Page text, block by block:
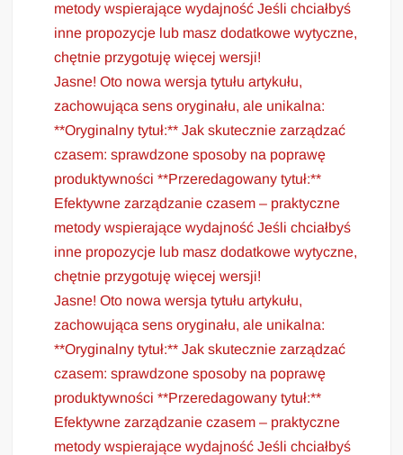
metody wspierające wydajność Jeśli chciałbyś
inne propozycje lub masz dodatkowe wytyczne,
chętnie przygotuję więcej wersji!
Jasne! Oto nowa wersja tytułu artykułu,
zachowująca sens oryginału, ale unikalna:
**Oryginalny tytuł:** Jak skutecznie zarządzać
czasem: sprawdzone sposoby na poprawę
produktywności **Przeredagowany tytuł:**
Efektywne zarządzanie czasem – praktyczne
metody wspierające wydajność Jeśli chciałbyś
inne propozycje lub masz dodatkowe wytyczne,
chętnie przygotuję więcej wersji!
Jasne! Oto nowa wersja tytułu artykułu,
zachowująca sens oryginału, ale unikalna:
**Oryginalny tytuł:** Jak skutecznie zarządzać
czasem: sprawdzone sposoby na poprawę
produktywności **Przeredagowany tytuł:**
Efektywne zarządzanie czasem – praktyczne
metody wspierające wydajność Jeśli chciałbyś